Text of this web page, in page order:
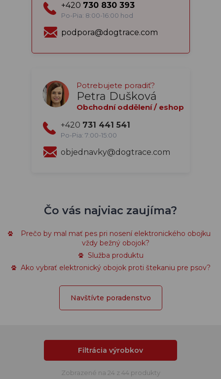
+420 730 830 393
Po-Pia: 8:00-16:00 hod
podpora@dogtrace.com
Potrebujete poradiť?
Petra Dušková
Obchodní oddělení / eshop
+420 731 441 541
Po-Pia: 7:00-15:00
objednavky@dogtrace.com
Čo vás najviac zaujíma?
Prečo by mal mať pes pri nosení elektronického obojku
vždy bežný obojok?
Služba produktu
Ako vybrať elektronický obojok proti štekaniu pre psov?
Navštívte poradenstvo
Filtrácia výrobkov
Zobrazené na 24 z 44 produkty